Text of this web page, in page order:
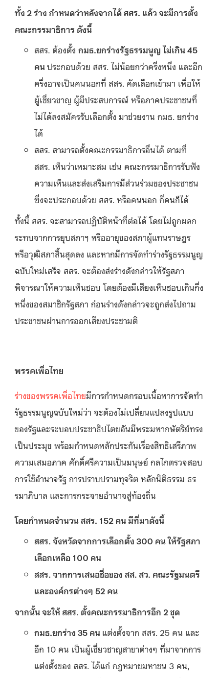
ทั้ง 2 ร่าง กำหนดว่าหลังจากได้ สสร. แล้ว จะมีการตั้ง
คณะกรรมาธิการ ดังนี้
สสร. ต้องตั้ง กมธ.ยกร่างรัฐธรรมนูญ ไม่เกิน 45
คนประกอบด้วย สสร. ไม่น้อยกว่าครึ่งหนึ่ง และอีก
ครึ่งอาจเป็นคนนอกที่ สสร. คัดเลือกเข้ามา เพื่อให้
ผู้เชี่ยวชาญ ผู้มีประสบการณ์ หรือภาคประชาชนที่
ไม่ได้ลงสมัครรับเลือกตั้ง มาช่วยงาน กมธ. ยกร่าง
ได้
สสร. สามารถตั้งคณะกรรมาธิการอื่นได้ ตามที่
สสร. เห็นว่าเหมาะสม เช่น คณะกรรมาธิการรับฟัง
ความเห็นและส่งเสริมการมีส่วนร่วมของประชาชน
ซึ่งจะประกอบด้วย สสร. หรือคนนอก กี่คนก็ได้
ทั้งนี้ สสร. จะสามารถปฏิบัติหน้าที่ต่อได้ โดยไม่ถูกผลก
ระทบจากการยุบสภาฯ หรืออายุของสภาผู้แทนราษฎร
หรือวุฒิสภาสิ้นสุดลง และหากมีการจัดทำร่างรัฐธรรมนูญ
ฉบับใหม่เสร็จ สสร. จะต้องส่งร่างดังกล่าวให้รัฐสภา
พิจารณาให้ความเห็นชอบ โดยต้องมีเสียงเห็นชอบเกินกึ่ง
หนึ่งของสมาชิกรัฐสภา ก่อนร่างดังกล่าวจะถูกส่งไปถาม
ประชาชนผ่านการออกเสียงประชามติ
พรรคเพื่อไทย
ร่างของพรรคเพื่อไทยมีการกำหนดกรอบเนื้อหาการจัดทำ
รัฐธรรมนูญฉบับใหม่ว่า จะต้องไม่เปลี่ยนแปลงรูปแบบ
ของรัฐและระบอบประชาธิปไตยอันมีพระมหากษัตริย์ทรง
เป็นประมุข พร้อมกำหนดหลักประกันเรื่องสิทธิเสรีภาพ
ความเสมอภาค ศักดิ์ศรีความเป็นมนุษย์ กลไกตรวจสอบ
การใช้อำนาจรัฐ การปราบปรามทุจริต หลักนิติธรรม ธร
รมาภิบาล และการกระจายอำนาจสู่ท้องถิ่น
โดยกำหนดจำนวน สสร. 152 คน มีที่มาดังนี้
สสร. จังหวัดจากการเลือกตั้ง 300 คน ให้รัฐสภา
เลือกเหลือ 100 คน
สสร. จากการเสนอชื่อของ สส. สว. คณะรัฐมนตรี
และองค์กรต่างๆ 52 คน
จากนั้น จะให้ สสร. ตั้งคณะกรรมาธิการอีก 2 ชุด
กมธ.ยกร่าง 35 คน แต่งตั้งจาก สสร. 25 คน และ
อีก 10 คน เป็นผู้เชี่ยวชาญสาขาต่างๆ ที่มาจากการ
แต่งตั้งของ สสร. ได้แก่ กฎหมายมหาชน 3 คน,